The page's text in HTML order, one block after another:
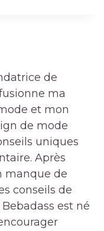
de
ma
et mon
de mode
uniques
Après
manque de
conseils de
est né